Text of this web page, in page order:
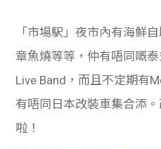
「市場駅」夜市內有海鮮
章魚燒等等，仲有唔同嘅
Live Band，而且不定期有
有唔同日本改裝車集合添
啦！